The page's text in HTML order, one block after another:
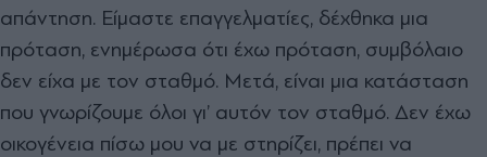
απάντηση. Είµαστε επαγγελµατίες, δέχθηκα µια
πρόταση, ενηµέρωσα ότι έχω πρόταση, συµβόλαιο
δεν είχα µε τον σταθµό. Μετά, είναι µια κατάσταση
που γνωρίζουµε όλοι γι’ αυτόν τον σταθµό. ∆εν έχω
οικογένεια πίσω µου να µε στηρίζει, πρέπει να